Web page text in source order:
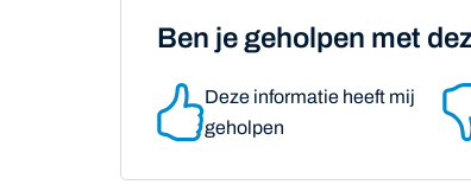
Ben je geholpen met
Deze informatie heeft mij
geholpen